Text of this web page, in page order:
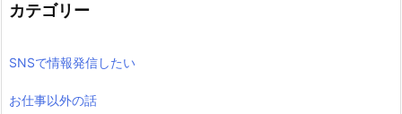
カテゴリー
SNSで情報発信したい
お仕事以外の話